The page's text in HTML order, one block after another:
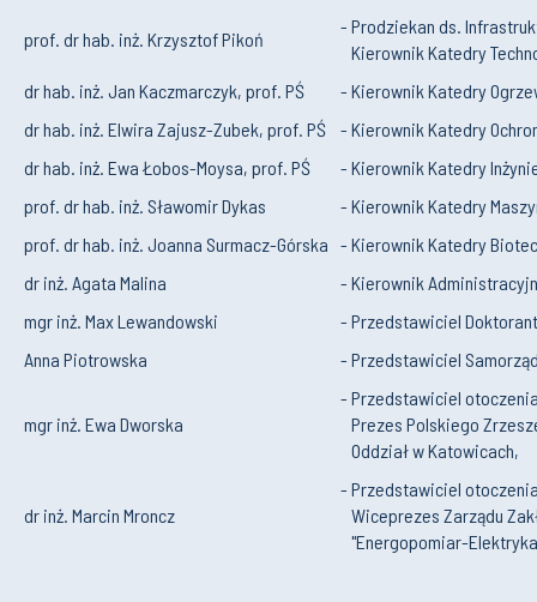
prof. dr hab. inż. Krzysztof Pikoń
- Prodziekan ds.
Kierownik Katedry
dr hab. inż. Jan Kaczmarczyk, prof. PŚ
- Kierownik Katedry
dr hab. inż. Elwira Zajusz-Zubek, prof. PŚ
- Kierownik Katedry
dr hab. inż. Ewa Łobos-Moysa, prof. PŚ
- Kierownik Katedry
prof. dr hab. inż. Sławomir Dykas
- Kierownik Katedry
prof. dr hab. inż. Joanna Surmacz-Górska - Kierownik Katedry
dr inż. Agata Malina
- Kierownik
mgr inż. Max Lewandowski
- Przedstawiciel
Anna Piotrowska
- Przedstawiciel
mgr inż. Ewa Dworska
- Przedstawiciel
Prezes Polskiego
Oddział w Katowicach,
dr inż. Marcin Mroncz
- Przedstawiciel
Wiceprezes Zarządu
"Energopomiar-